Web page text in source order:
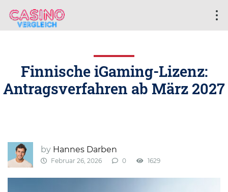
Finnische iGaming-Lizenz:
Antragsverfahren ab März 2027
by Hannes Darben
Februar 26, 2026 0 1629